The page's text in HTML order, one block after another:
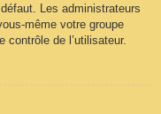
Les administrateurs
même votre groupe
contrôle de l’utilisateur.